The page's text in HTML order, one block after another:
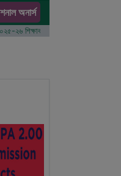
অনার্স
শিক্ষাবর্ষে আন্ডারগ্র্যাজুয়েট প্রোগ্রামে ভর্তি